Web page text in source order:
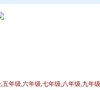
年级,六年级,七年级,八年级,九年级